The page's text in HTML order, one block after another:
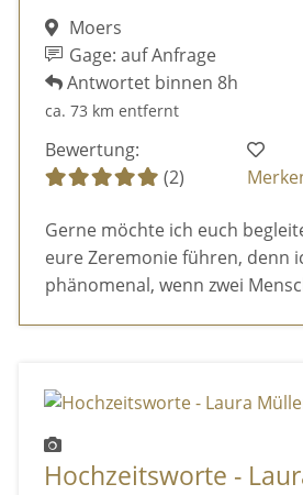
Moers
Gage: auf Anfrage
Antwortet binnen 8h
ca. 73 km entfernt
Bewertung:
(2)
Gerne möchte ich euch
eure Zeremonie führen, denn
phänomenal, wenn zwei
Hochzeitsworte -